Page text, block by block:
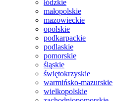
łódzkie
małopolskie
mazowieckie
opolskie
podkarpackie
podlaskie
pomorskie
śląskie
świętokrzyskie
warmińsko-mazurskie
wielkopolskie